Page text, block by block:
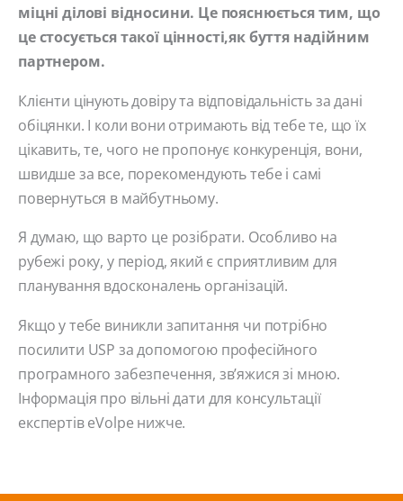
міцні ділові відносини. Це пояснюється тим, що
це стосується такої цінності,як буття надійним
партнером.
Клієнти цінують довіру та відповідальність за дані
обіцянки. І коли вони отримають від тебе те, що їх
цікавить, те, чого не пропонує конкуренція, вони,
швидше за все, порекомендують тебе і самі
повернуться в майбутньому.
Я думаю, що варто це розібрати. Особливо на
рубежі року, у період, який є сприятливим для
планування вдосконалень організацій.
Якщо у тебе виникли запитання чи потрібно
посилити USP за допомогою професійного
програмного забезпечення, зв’яжися зі мною.
Інформація про вільні дати для консультації
експертів eVolpe нижче.